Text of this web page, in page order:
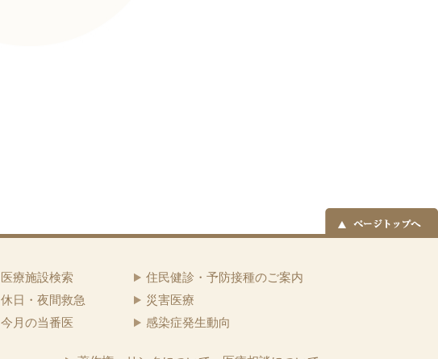
医療施設検索
休日・夜間救急
今月の当番医
住民健診・予防接種のご案内
災害医療
感染症発生動向